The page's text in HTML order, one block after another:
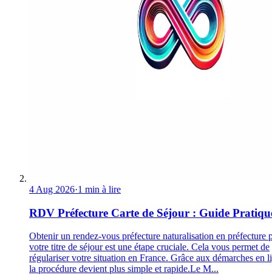
4 Aug 2026·1 min à lire
RDV Préfecture Carte de Séjour : Guide
Obtenir un rendez-vous préfecture naturalisation en préfecture
votre titre de séjour est une étape cruciale. Cela vous permet de
régulariser votre situation en France. Grâce aux démarches en
la procédure devient plus simple et rapide.Le M...